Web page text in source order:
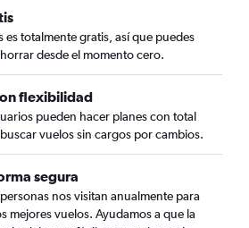
es totalmente gratis, así que puedes
desde el momento cero.
flexibilidad
pueden hacer planes con total
vuelos sin cargos por cambios.
segura
nos visitan anualmente para
mejores vuelos. Ayudamos a que la